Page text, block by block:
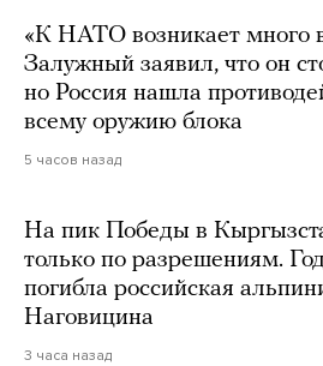
«К НАТО возникает много
Залужный заявил, что он
но Россия нашла
всему оружию блока
5 часов назад
На пик Победы в
только по разрешениям.
погибла российская
Наговицина
3 часа назад